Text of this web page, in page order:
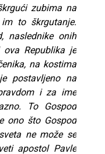
zubima na
to škrgutanje.
naslednike onih
Republika je
na kostima
postavljeno na
i za ime
To Gospod
ono što Gospod
ne može se
apostol Pavle